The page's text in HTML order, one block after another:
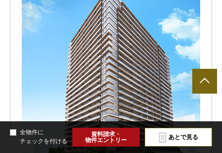
全物件に
チェックを付ける
資料請求・
物件エントリー
あとで見る